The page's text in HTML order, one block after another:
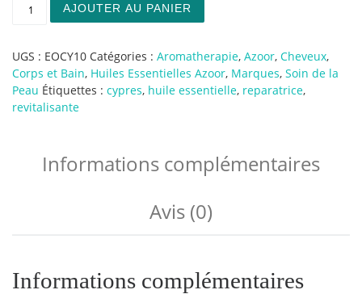
quantité de Cyprès huile essentielle
AJOUTER AU PANIER
UGS : EOCY10 Catégories : Aromatherapie, Azoor, Cheveux,
Corps et Bain, Huiles Essentielles Azoor, Marques, Soin de la
Peau Étiquettes : cypres, huile essentielle, reparatrice,
revitalisante
Informations complémentaires
Avis (0)
Informations complémentaires